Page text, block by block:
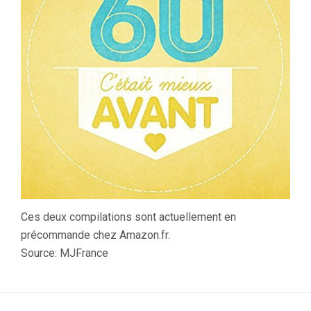
Ces deux compilations sont actuellement en
précommande chez Amazon.fr.
Source: MJFrance